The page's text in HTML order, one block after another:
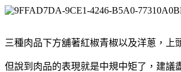
三種肉品下方舖著紅椒青椒以及洋蔥，上
但說到肉品的表現就是中規中矩了，建議